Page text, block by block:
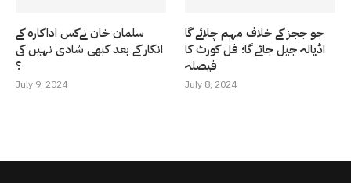
سلمان خان نےکس اداکارہ کے
انکار کے بعد کبھی شادی نہیں کی
؟
July 9, 2024
جو ججز کے خلاف مہم چلائے گا
اڈیالہ جیل جائے گا؛ فل کورٹ کا
فیصلہ
July 8, 2024